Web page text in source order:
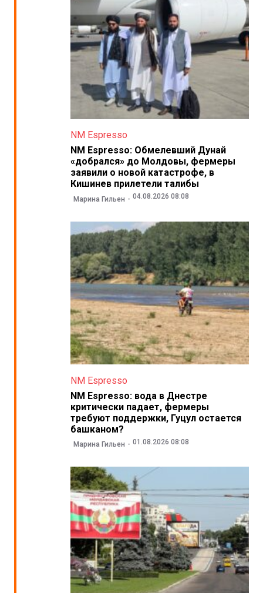
NM Espresso
NM Espresso: Обмелевший Дунай
«добрался» до Молдовы, фермеры
заявили о новой катастрофе, в
Кишинев прилетели талибы
Марина Гильен 04.08.2026 08:08
NM Espresso
NM Espresso: вода в Днестре
критически падает, фермеры
требуют поддержки, Гуцул остается
башканом?
Марина Гильен 01.08.2026 08:08